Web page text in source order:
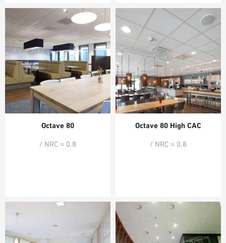
Octave 80
/ NRC = 0.8
Octave 80 High CAC
/ NRC = 0.8